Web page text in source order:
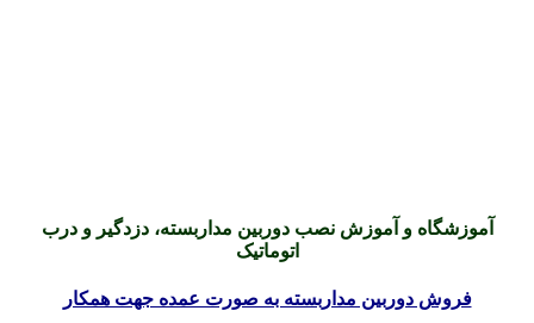
آموزشگاه و آموزش نصب دوربین مداربسته، دزدگیر و درب
اتوماتیک
فروش دوربین مداربسته به صورت عمده جهت همکار